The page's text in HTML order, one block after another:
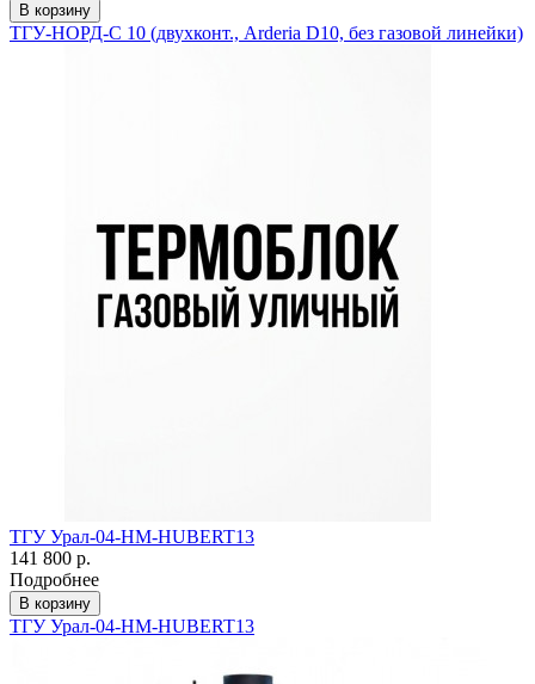
В корзину
ТГУ-НОРД-С 10 (двухконт., Arderia D10, без газовой линейки)
ТГУ Урал-04-HM-HUBERT13
141 800 р.
Подробнее
В корзину
ТГУ Урал-04-HM-HUBERT13